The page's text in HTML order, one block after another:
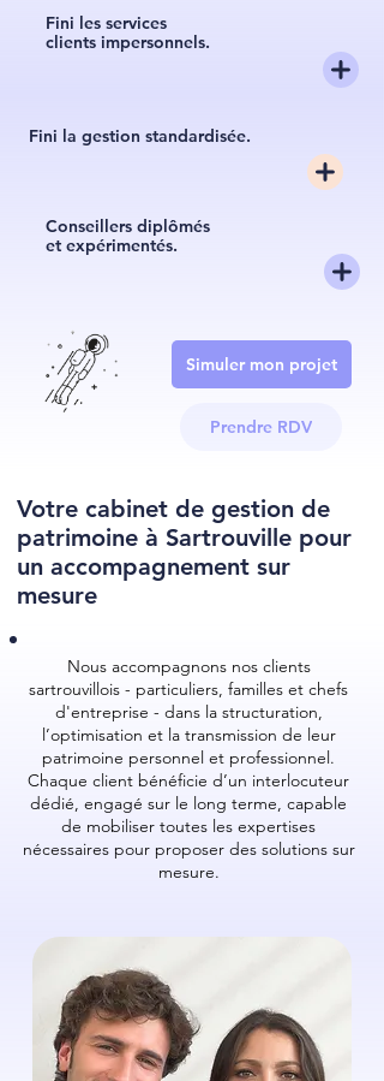
Fini les services
clients impersonnels.
Fini la gestion standardisée.
Conseillers diplômés
et expérimentés.
Simuler mon projet
Prendre RDV
Votre cabinet de gestion de
patrimoine à Sartrouville pour
un accompagnement sur
mesure
Nous accompagnons nos clients
sartrouvillois - particuliers, familles et chefs
d'entreprise - dans la structuration,
l’optimisation et la transmission de leur
patrimoine personnel et professionnel.
Chaque client bénéficie d’un interlocuteur
dédié, engagé sur le long terme, capable
de mobiliser toutes les expertises
nécessaires pour proposer des solutions sur
mesure.